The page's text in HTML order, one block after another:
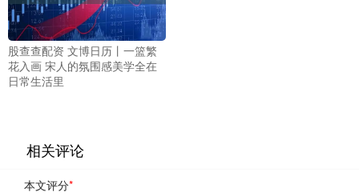
股查查配资 文博日历丨一篮繁
花入画 宋人的氛围感美学全在
日常生活里
相关评论
本文评分*